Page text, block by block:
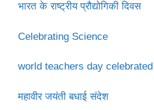
भारत के राष्ट्रीय प्रौद्योगिकी दिवस
Celebrating Science
world teachers day
महावीर जयंती बधाई संदेश